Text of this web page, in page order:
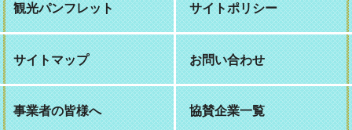
観光パンフレット サイトポリシー
サイトマップ お問い合わせ
事業者の皆様へ 協賛企業一覧